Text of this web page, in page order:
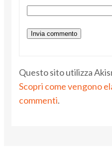
Questo sito utilizza
Scopri come vengono
commenti.